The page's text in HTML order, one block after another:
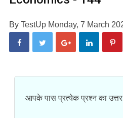
By TestUp Monday, 7 March
आपके पास प्रत्येक प्रश्न का